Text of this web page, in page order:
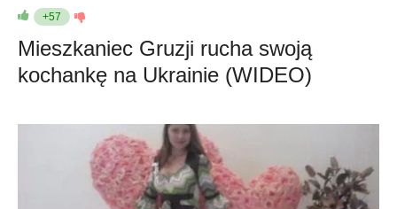
+57
Mieszkaniec Gruzji rucha swoją
kochankę na Ukrainie (WIDEO)